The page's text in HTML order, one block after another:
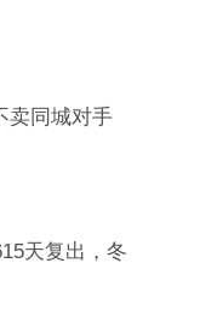
卖同城对手
天复出，冬